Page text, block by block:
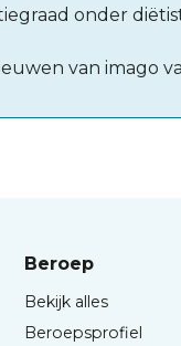
onder
van imago
Beroep
Bekijk alles
Beroepsprofiel